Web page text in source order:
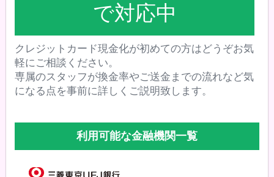
で対応中
クレジットカード現金化が初めての方はどうぞお気
軽にご相談ください。
専属のスタッフが換金率やご送金までの流れなど気
になる点を事前に詳しくご説明致します。
利用可能な金融機関一覧